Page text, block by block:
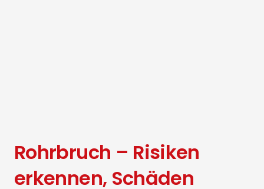
Rohrbruch – Risiken
erkennen, Schäden